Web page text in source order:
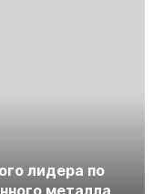
лидера по